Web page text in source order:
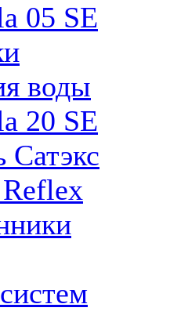
05 SE
воды
20 SE
Сатэкс